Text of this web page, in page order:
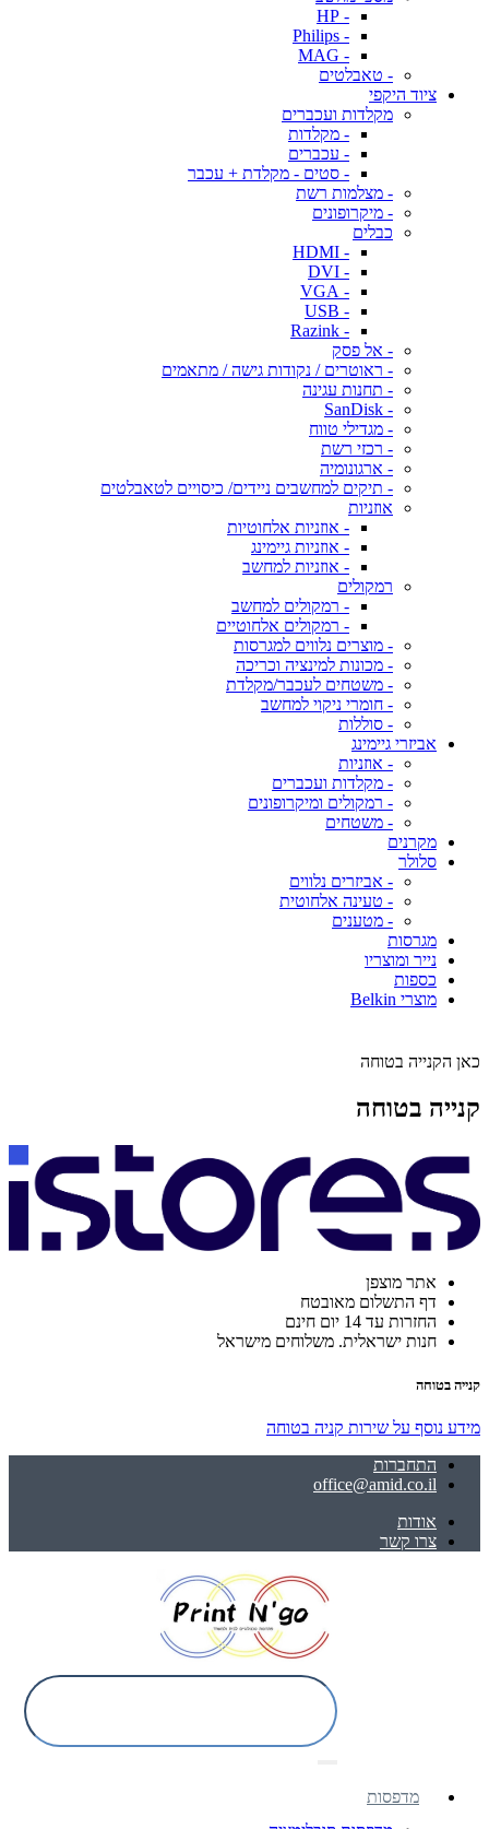
- HP
- Philips
- MAG
- טאבלטים
ציוד היקפי
מקלדות ועכברים
- מקלדות
- עכברים
- סטים - מקלדת + עכבר
- מצלמות רשת
- מיקרופונים
כבלים
- HDMI
- DVI
- VGA
- USB
- Razink
- אל פסק
- ראוטרים / נקודות גישה / מתאמים
- תחנות עגינה
- SanDisk
- מגדילי טווח
- רכזי רשת
- ארגונומיה
- תיקים למחשבים ניידים/ כיסויים לטאבלטים
אוזניות
- אוזניות אלחוטיות
- אוזניות גיימינג
- אוזניות למחשב
רמקולים
- רמקולים למחשב
- רמקולים אלחוטיים
- מוצרים נלווים למגרסות
- מכונות למינציה וכריכה
- משטחים לעכבר/מקלדת
- חומרי ניקוי למחשב
- סוללות
אביזרי גיימינג
- אוזניות
- מקלדות ועכברים
- רמקולים ומיקרופונים
- משטחים
מקרנים
סלולר
- אביזרים נלווים
- טעינה אלחוטית
- מטענים
מגרסות
נייר ומוצריו
כספות
מוצרי Belkin
כאן הקנייה בטוחה
קנייה בטוחה
אתר מוצפן
דף התשלום מאובטח
החזרות עד 14 יום חינם
חנות ישראלית. משלוחים מישראל
קנייה בטוחה
מידע נוסף על שירות קניה בטוחה
התחברות
office@amid.co.il
אודות
צרו קשר
מדפסות